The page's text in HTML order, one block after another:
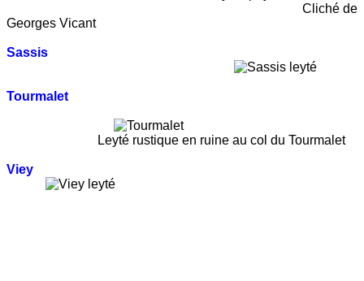
Cliché de
Georges Vicant
Sassis
Tourmalet
Leyté rustique en ruine au col du Tourmalet
Viey